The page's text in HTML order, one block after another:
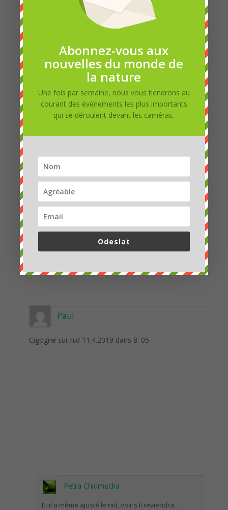
28.4.2019-Enfin, le nid. Peut-être que ça va durer ici.
Paul
Cigogne sur nid 11.4.2019 dans 8: 05
Petra Chlumecka
Et il a même ajusté le nid, voir s'il reviendra…
Abonnez-vous aux
nouvelles du monde de
la nature
Une fois par semaine, nous vous tiendrons au
courant des événements les plus importants
qui se déroulent devant les caméras.
Odeslat